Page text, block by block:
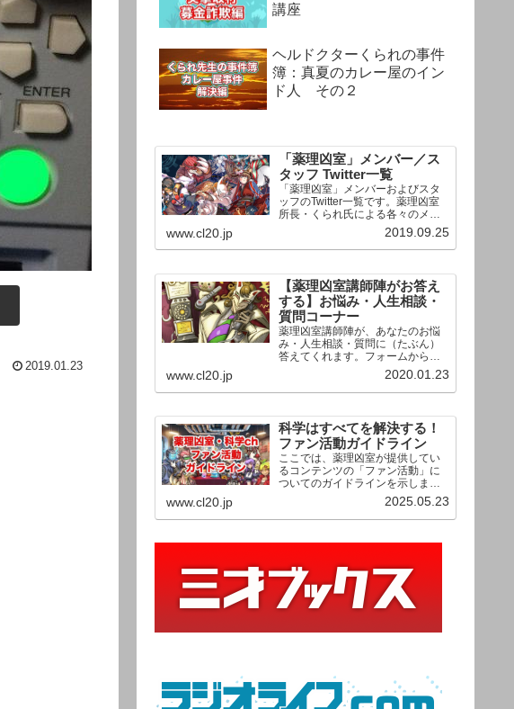
2019.01.23
講座
ヘルドクターくられの事件
簿：真夏のカレー屋のイン
ド人 その２
「薬理凶室」メンバー／ス
タッフ Twitter一覧
「薬理凶室」メンバーおよびスタ
ッフのTwitter一覧です。薬理凶室
所長・くられ氏による各々のメン
バーの一言紹介付き。Twitterへの
リンクの下にあるフォローボタン
を押すとそのままフォローできま
www.cl20.jp 2019.09.25
【薬理凶室講師陣がお答え
する】お悩み・人生相談・
質問コーナー
薬理凶室講師陣が、あなたのお悩
み・人生相談・質問に（たぶん）
答えてくれます。フォームからお
送りいただいた相談は、順次、動
画として公開される予定（時期未
定）！ どうぞお気軽にご質問く
www.cl20.jp 2020.01.23
科学はすべてを解決する！
ファン活動ガイドライン
ここでは、薬理凶室が提供してい
るコンテンツの「ファン活動」に
ついてのガイドラインを示しま
す。ご利用の場合は当ガイドライ
ンを遵守して頂けますよう、よろ
しくお願い申し上げます。
www.cl20.jp 2025.05.23